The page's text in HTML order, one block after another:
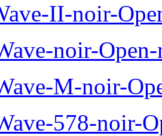
II-noir-
noir-
M-noir-
578-noir-